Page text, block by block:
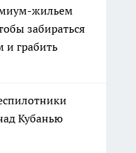
жильем
забираться
и грабить
Кубанью